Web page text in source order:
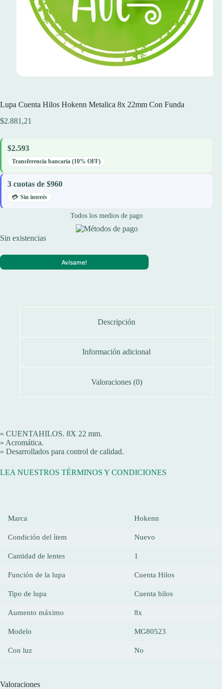
Lupa Cuenta Hilos Hokenn Metalica 8x 22mm Con Funda
$2.881,21
$2.593
Transferencia bancaria (10% OFF)
3 cuotas de $960
Sin interés
Todos los medios de pago
Sin existencias
Avísame!
Descripción
Información adicional
Valoraciones (0)
» CUENTAHILOS. 8X 22 mm.
» Acromática.
» Desarrollados para control de calidad.
LEA NUESTROS TÉRMINOS Y CONDICIONES
Marca Hokenn
Condición del ítem Nuevo
Cantidad de lentes 1
Función de la lupa Cuenta Hilos
Tipo de lupa Cuenta hilos
Aumento máximo 8x
Modelo MG80523
Con luz No
Valoraciones